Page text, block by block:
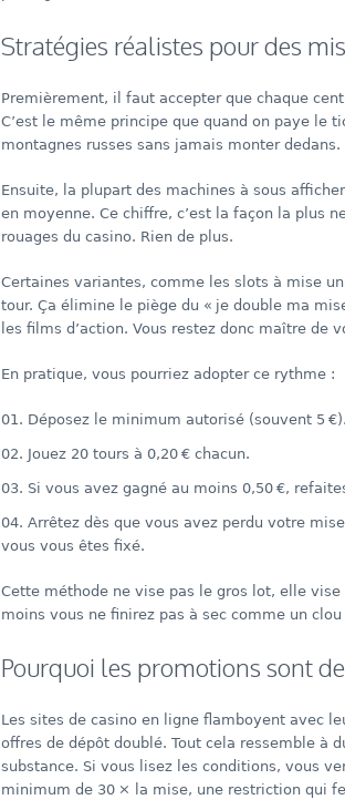
Stratégies réalistes pour des
Premièrement, il faut accepter que chaque
C’est le même principe que quand on paye le
montagnes russes sans jamais monter dedans.
Ensuite, la plupart des machines à sous
en moyenne. Ce chiffre, c’est la façon la plus
rouages du casino. Rien de plus.
Certaines variantes, comme les slots à mise
tour. Ça élimine le piège du « je double ma
les films d’action. Vous restez donc maître de
En pratique, vous pourriez adopter ce rythme :
Déposez le minimum autorisé (souvent 5 €).
Jouez 20 tours à 0,20 € chacun.
Si vous avez gagné au moins 0,50 €,
Arrêtez dès que vous avez perdu votre
vous vous êtes fixé.
Cette méthode ne vise pas le gros lot, elle vise
moins vous ne finirez pas à sec comme un
Pourquoi les promotions sont
Les sites de casino en ligne flamboyent avec
offres de dépôt doublé. Tout cela ressemble à
substance. Si vous lisez les conditions, vous
minimum de 30 × la mise, une restriction qui